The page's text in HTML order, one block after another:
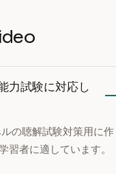
力試験に対応し
の聴解試験対策用に作
習者に適しています。